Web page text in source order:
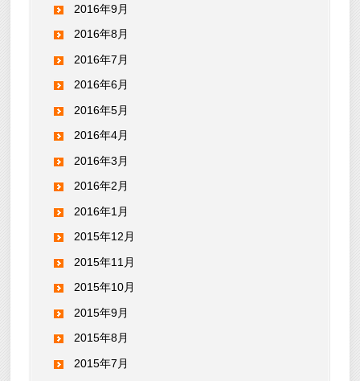
2016年9月
2016年8月
2016年7月
2016年6月
2016年5月
2016年4月
2016年3月
2016年2月
2016年1月
2015年12月
2015年11月
2015年10月
2015年9月
2015年8月
2015年7月